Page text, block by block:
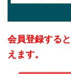
会員登録する
えます。